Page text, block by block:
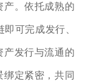
产。依托成熟的
可完成发行、
产发行与流通的
定紧密，共同